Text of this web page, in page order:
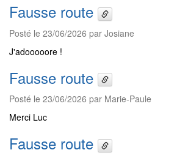
Fausse route
Posté le 23/06/2026 par Josiane
J'adooooore !
Fausse route
Posté le 23/06/2026 par Marie-Paule
Merci Luc
Fausse route